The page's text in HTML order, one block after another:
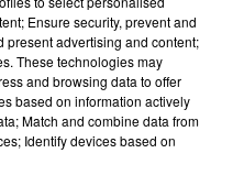
notre série
ouverts en
avec
Ensure security, prevent and
present advertising and content;
These technologies may
and browsing data to offer
based on information actively
Match and combine data from
Identify devices based on